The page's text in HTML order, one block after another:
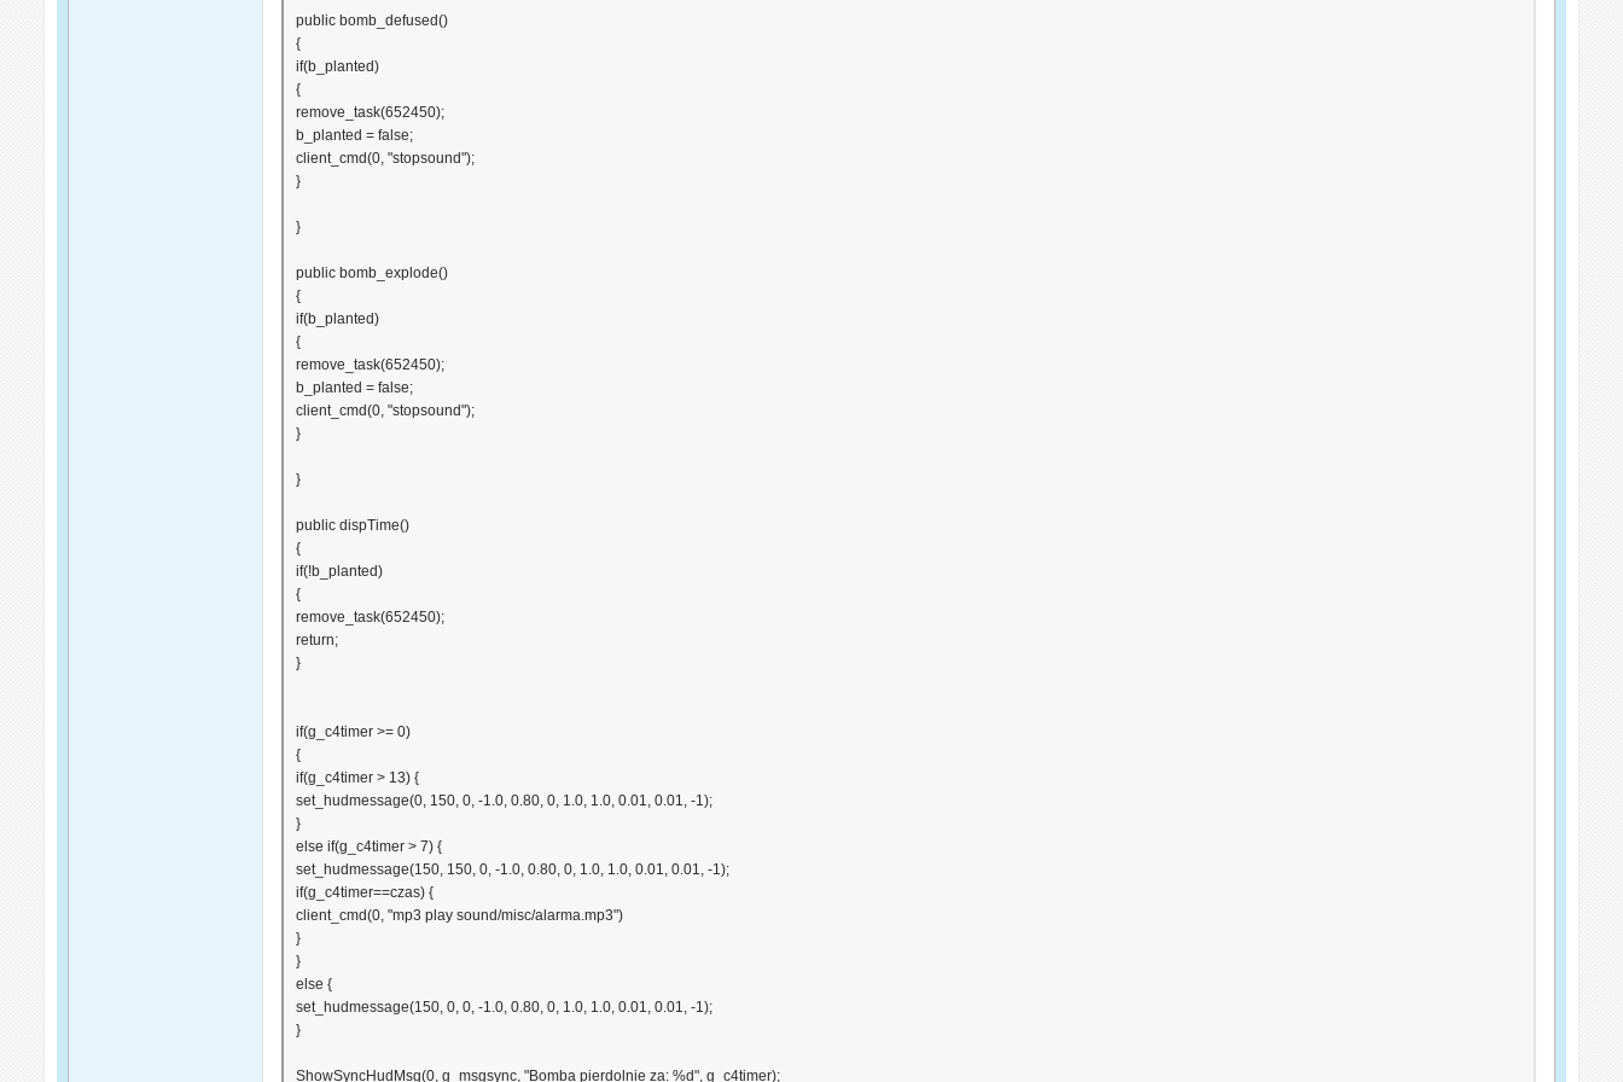
public bomb_defused()
{
if(b_planted)
{
remove_task(652450);
b_planted = false;
client_cmd(0, "stopsound");
}
}
public bomb_explode()
{
if(b_planted)
{
remove_task(652450);
b_planted = false;
client_cmd(0, "stopsound");
}
}
public dispTime()
{
if(!b_planted)
{
remove_task(652450);
return;
}
if(g_c4timer >= 0)
{
if(g_c4timer > 13) {
set_hudmessage(0, 150, 0, -1.0, 0.80, 0, 1.0, 1.0, 0.01, 0.01, -1);
}
else if(g_c4timer > 7) {
set_hudmessage(150, 150, 0, -1.0, 0.80, 0, 1.0, 1.0, 0.01, 0.01, -1);
if(g_c4timer==czas) {
client_cmd(0, "mp3 play sound/misc/alarma.mp3")
}
}
else {
set_hudmessage(150, 0, 0, -1.0, 0.80, 0, 1.0, 1.0, 0.01, 0.01, -1);
}
ShowSyncHudMsg(0, g_msgsync, "Bomba pierdolnie za: %d", g_c4timer);